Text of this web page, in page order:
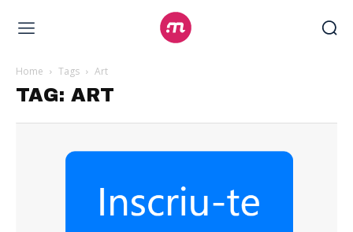
Home Tags Art
TAG: ART